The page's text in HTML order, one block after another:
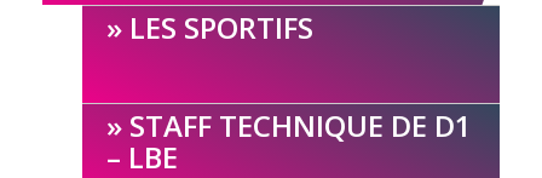
LES SPORTIFS
STAFF TECHNIQUE DE D1
– LBE